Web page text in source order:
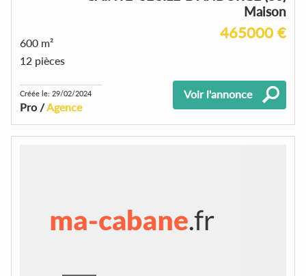
Maison
465000 €
600 m²
12 pièces
Créée le: 29/02/2024
Pro /Agence
Voir l'annonce